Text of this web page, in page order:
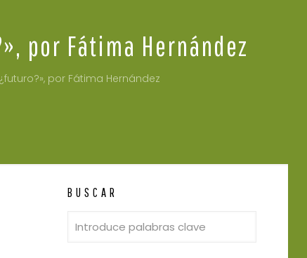
por Fátima Hernández
por Fátima Hernández
BUSCAR